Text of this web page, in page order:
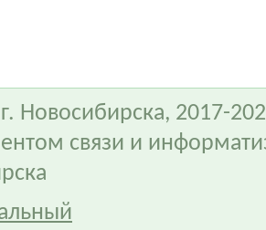
Новосибирска, 2017-
связи и